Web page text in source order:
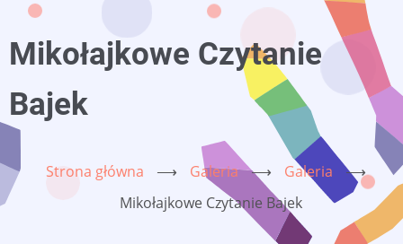
Mikołajkowe Czytanie
Bajek
Strona główna ⟶ Galeria ⟶ Galeria
⟶
Mikołajkowe Czytanie Bajek